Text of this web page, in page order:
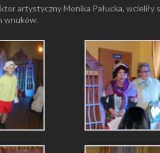
artystyczny Monika Pałucka,
wnuków.